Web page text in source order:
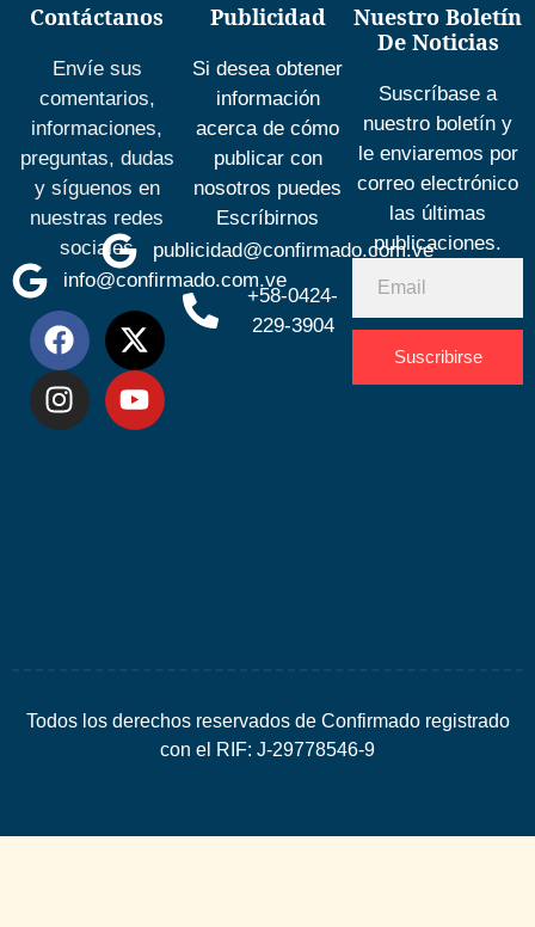
Contáctanos
Envíe sus
comentarios,
informaciones,
preguntas, dudas
y síguenos en
nuestras redes
sociales
info@confirmado.com.ve
Publicidad
Si desea obtener
información
acerca de cómo
publicar con
nosotros puedes
Escríbirnos
publicidad@confirmado.com.ve
+58-0424-
229-3904
Nuestro Boletín
De Noticias
Suscríbase a
nuestro boletín y
le enviaremos por
correo electrónico
las últimas
publicaciones.
Suscribirse
Todos los derechos reservados de Confirmado registrado
con el RIF: J-29778546-9